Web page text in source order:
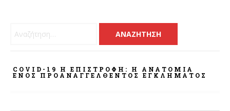
Αναζήτηση για:
COVID-19 Η ΕΠΙΣΤΡΟΦΗ: Η ΑΝΑΤΟΜΊΑ
ΕΝΌΣ ΠΡΟΑΝΑΓΓΕΛΘΈΝΤΟΣ ΕΓΚΛΉΜΑΤΟΣ